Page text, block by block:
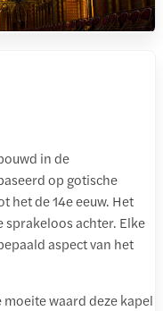
in de
op gotische
het de 14e eeuw. Het
sprakeloos achter. Elke
aspect van het
moeite waard deze kapel